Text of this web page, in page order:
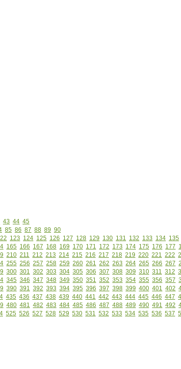
43 44 45
85 86 87 88 89 90
123 124 125 126 127 128 129 130 131 132 133 134 135
165 166 167 168 169 170 171 172 173 174 175 176 177
210 211 212 213 214 215 216 217 218 219 220 221 222
255 256 257 258 259 260 261 262 263 264 265 266 267
300 301 302 303 304 305 306 307 308 309 310 311 312
345 346 347 348 349 350 351 352 353 354 355 356 357
390 391 392 393 394 395 396 397 398 399 400 401 402
435 436 437 438 439 440 441 442 443 444 445 446 447
480 481 482 483 484 485 486 487 488 489 490 491 492
525 526 527 528 529 530 531 532 533 534 535 536 537